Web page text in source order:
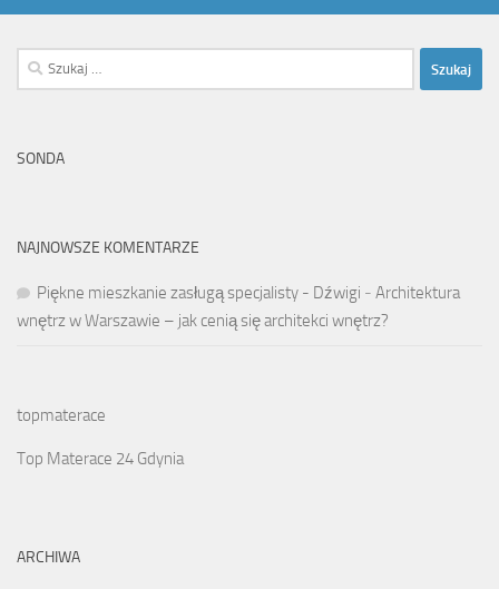
Szukaj:
SONDA
NAJNOWSZE KOMENTARZE
Piękne mieszkanie zasługą specjalisty - Dźwigi - Architektura
wnętrz w Warszawie – jak cenią się architekci wnętrz?
topmaterace
Top Materace 24 Gdynia
ARCHIWA